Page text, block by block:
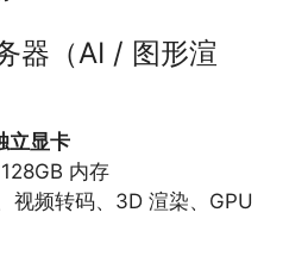
器（AI / 图形渲
立显卡
内存
视频转码、3D 渲染、GPU